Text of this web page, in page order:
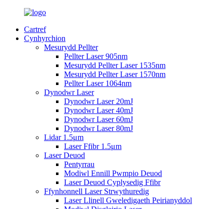
Cartref
Cynhyrchion
Mesurydd Pellter
Pellter Laser 905nm
Mesurydd Pellter Laser 1535nm
Mesurydd Pellter Laser 1570nm
Pellter Laser 1064nm
Dynodwr Laser
Dynodwr Laser 20mJ
Dynodwr Laser 40mJ
Dynodwr Laser 60mJ
Dynodwr Laser 80mJ
Lidar 1.5μm
Laser Ffibr 1.5μm
Laser Deuod
Pentyrrau
Modiwl Ennill Pwmpio Deuod
Laser Deuod Cyplysedig Ffibr
Ffynhonnell Laser Strwythuredig
Laser Llinell Gweledigaeth Peirianyddol